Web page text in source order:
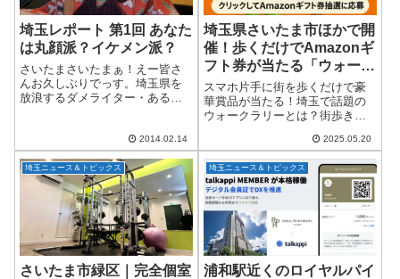
埼玉レポート 第1回 あなた
は丸顔派？イケメン派？
さいたまさいたまぁ！えー皆さ
んお久しぶりでっす。埼玉県を
放浪するダメライター・あるか
名所やおもしろスポットを紹介
して参りました。あれから色々
とあーだこー...
2014.02.14
埼玉県さいたま市ほかで開
催！歩くだけでAmazonギ
フト券が当たる「ウォーク
ラリー」最新イベント情報
【健康×街歩きで地域発
見！】
スマホ片手に街を歩くだけで豪
華賞品が当たる！埼玉で話題の
ウォークラリーとは？街歩きが
そんな願いを叶えてくれる注目
のイベント「ウォークラリー」
が、いよいよ埼玉県・さいたま
市ほか各地でスタート...
2025.05.20
埼玉ニュース＆トピックス
さいたま市緑区｜完全個室
埼玉ニュース＆トピックス
浦和駅近くのロイヤルパイ